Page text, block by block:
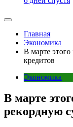
Главная
Экономика
В марте
кредитов
Экономика
В марте
рекордную